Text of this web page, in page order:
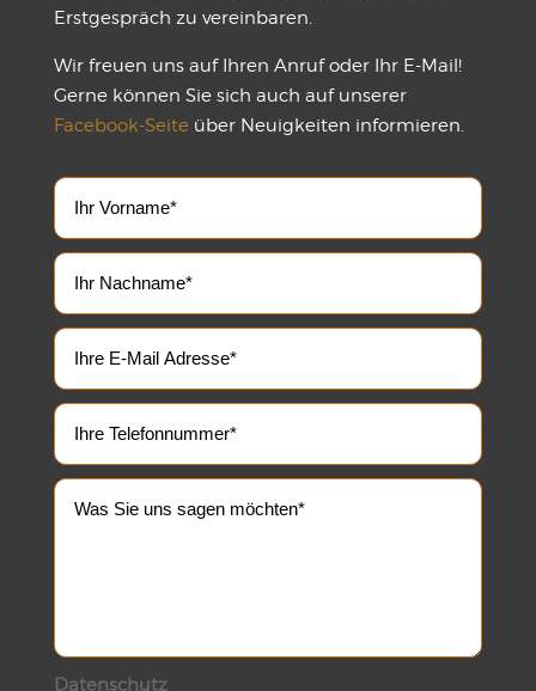
Erstgespräch zu vereinbaren.
Wir freuen uns auf Ihren Anruf oder Ihr E-Mail!
Gerne können Sie sich auch auf unserer
Facebook-Seite über Neuigkeiten informieren.
Datenschutz